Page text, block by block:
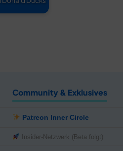
Community & Exklusives
Patreon Inner Circle
Insider-Netzwerk (Beta folgt)